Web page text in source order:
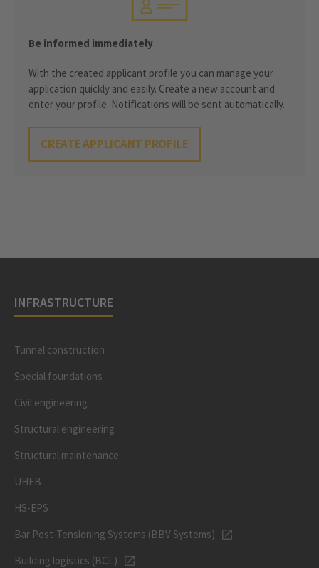
Be informed immediately
With the created applicant profile you can manage your
application quickly and easily. Create a new account and
enter your profile. Notifications will be sent automatically.
CREATE APPLICANT PROFILE
INFRASTRUCTURE
Tunnel construction
Special foundations
Civil engineering
Structural engineering
Structural maintenance
UHFB
HS-EPS
Bar Post-Tensioning Systems (BBV Systems)
Building logistics (BCL)